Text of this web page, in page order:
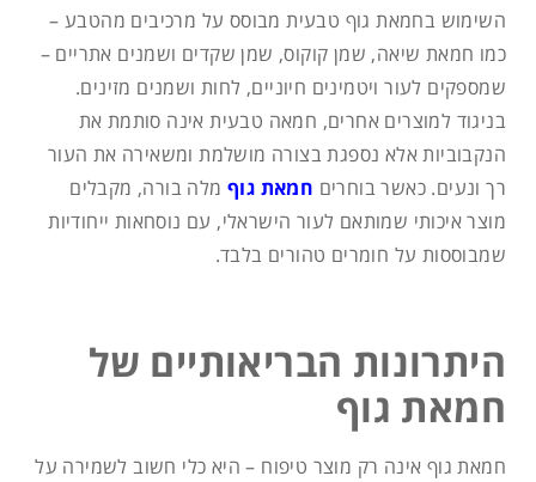
השימוש בחמאת גוף טבעית מבוסס על מרכיבים מהטבע –
כמו חמאת שיאה, שמן קוקוס, שמן שקדים ושמנים אתריים –
שמספקים לעור ויטמינים חיוניים, לחות ושמנים מזינים.
בניגוד למוצרים אחרים, חמאה טבעית אינה סותמת את
הנקבוביות אלא נספגת בצורה מושלמת ומשאירה את העור
רך ונעים. כאשר בוחרים חמאת גוף מלה בורה, מקבלים
מוצר איכותי שמותאם לעור הישראלי, עם נוסחאות ייחודיות
שמבוססות על חומרים טהורים בלבד.
היתרונות הבריאותיים של
חמאת גוף
חמאת גוף אינה רק מוצר טיפוח – היא כלי חשוב לשמירה על